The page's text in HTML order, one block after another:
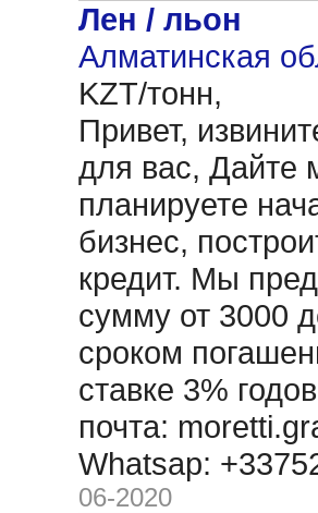
Лен / льон
Алматинская
KZT/тонн,
Привет,
для вас, Дайте
планируете
бизнес,
кредит. Мы
сумму от 3000
сроком
ставке 3%
почта:
Whatsap:
06-2020